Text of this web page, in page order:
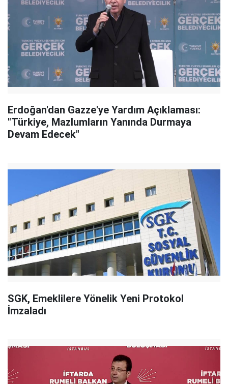
Erdoğan'dan Gazze'ye Yardım Açıklaması:
"Türkiye, Mazlumların Yanında Durmaya
Devam Edecek"
SGK, Emeklilere Yönelik Yeni Protokol
İmzaladı